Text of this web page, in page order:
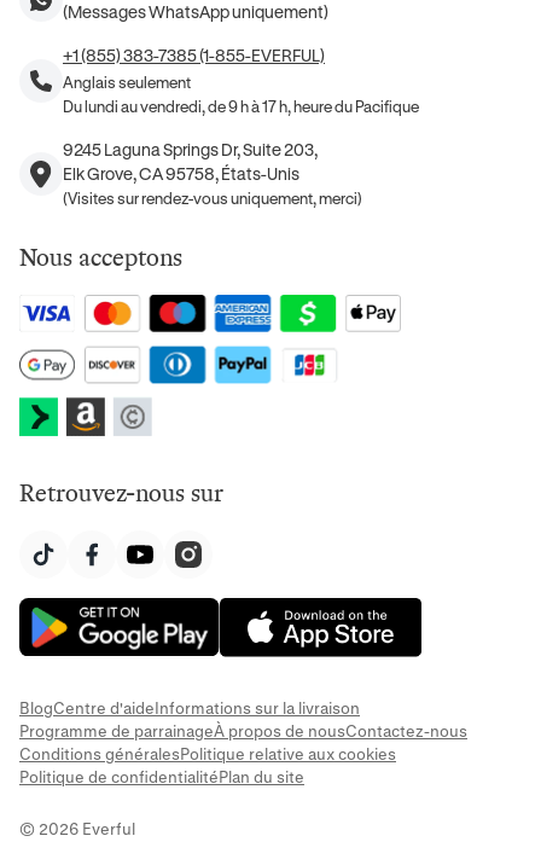
(Messages WhatsApp uniquement)
+1 (855) 383-7385 (1-855-EVERFUL)
Anglais seulement
Du lundi au vendredi, de 9 h à 17 h, heure du Pacifique
9245 Laguna Springs Dr, Suite 203,
Elk Grove, CA 95758, États-Unis
(Visites sur rendez-vous uniquement, merci)
Nous acceptons
Retrouvez-nous sur
BlogCentre d'aideInformations sur la livraison
Programme de parrainageÀ propos de nousContactez-nous
Conditions généralesPolitique relative aux cookies
Politique de confidentialitéPlan du site
© 2026 Everful